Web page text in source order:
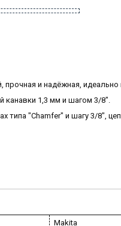
прочная и надёжная,
канавки 1,3 мм и шагом 3/8".
"Chamfer" и шагу 3/8",
Makita